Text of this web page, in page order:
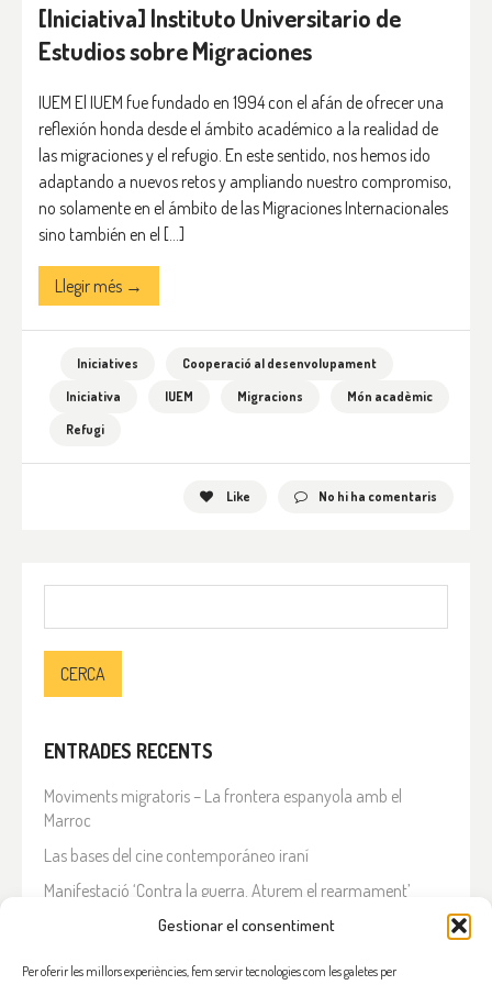
Gestionar el consentiment
Per oferir les millors experiències, fem servir tecnologies com les galetes per
[Iniciativa] Instituto Universitario de
Estudios sobre Migraciones
IUEM El IUEM fue fundado en 1994 con el afán de ofrecer una
reflexión honda desde el ámbito académico a la realidad de
las migraciones y el refugio. En este sentido, nos hemos ido
adaptando a nuevos retos y ampliando nuestro compromiso,
no solamente en el ámbito de las Migraciones Internacionales
sino también en el […]
Llegir més →
Iniciatives
Cooperació al desenvolupament
Iniciativa
IUEM Migracions
Món acadèmic
Refugi
Like No hi ha comentaris
ENTRADES RECENTS
Moviments migratoris – La frontera espanyola amb el
Marroc
Las bases del cine contemporáneo iraní
Manifestació ‘Contra la guerra. Aturem el rearmament’
En solidaritat amb el Líban
Què està passant a l’Iran?